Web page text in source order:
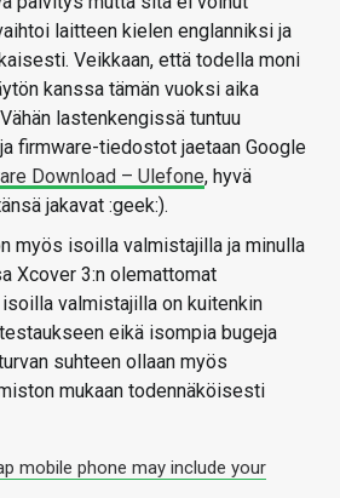
laitteen kielen englanniksi ja
Veikkaan, että todella moni
kanssa tämän vuoksi aika
lastenkengissä tuntuu
firmware-tiedostot jaetaan Google
Download – Ulefone, hyvä
jakavat :geek:).
myös isoilla valmistajilla ja minulla
Xcover 3:n olemattomat
valmistajilla on kuitenkin
eikä isompia bugeja
suhteen ollaan myös
mukaan todennäköisesti
mobile phone may include your